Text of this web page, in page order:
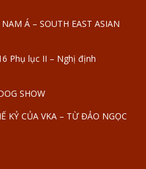
Á – SOUTH EAST ASIAN
Phụ lục II – Nghị định
SHOW
KỶ CỦA VKA – TỪ ĐẢO NGỌC